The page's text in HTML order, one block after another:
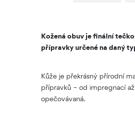
Kožená obuv je finální
přípravky určené na daný
Kůže je překrásný přírodní
přípravků – od impregnací
opečovávaná.